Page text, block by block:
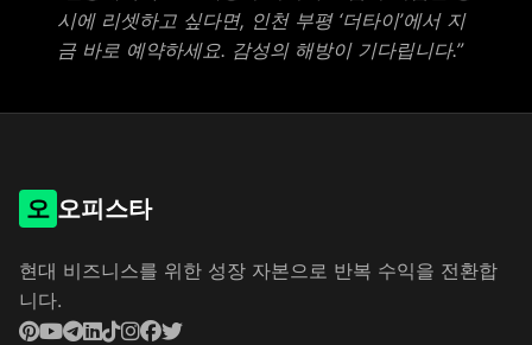
시에 리셋하고 싶다면, 인천 부평 ‘더타이’에서 지
금 바로 예약하세요. 감성의 해방이 기다립니다.”
오 오피스타
현대 비즈니스를 위한 성장 자본으로 반복 수익을 전환합
니다.